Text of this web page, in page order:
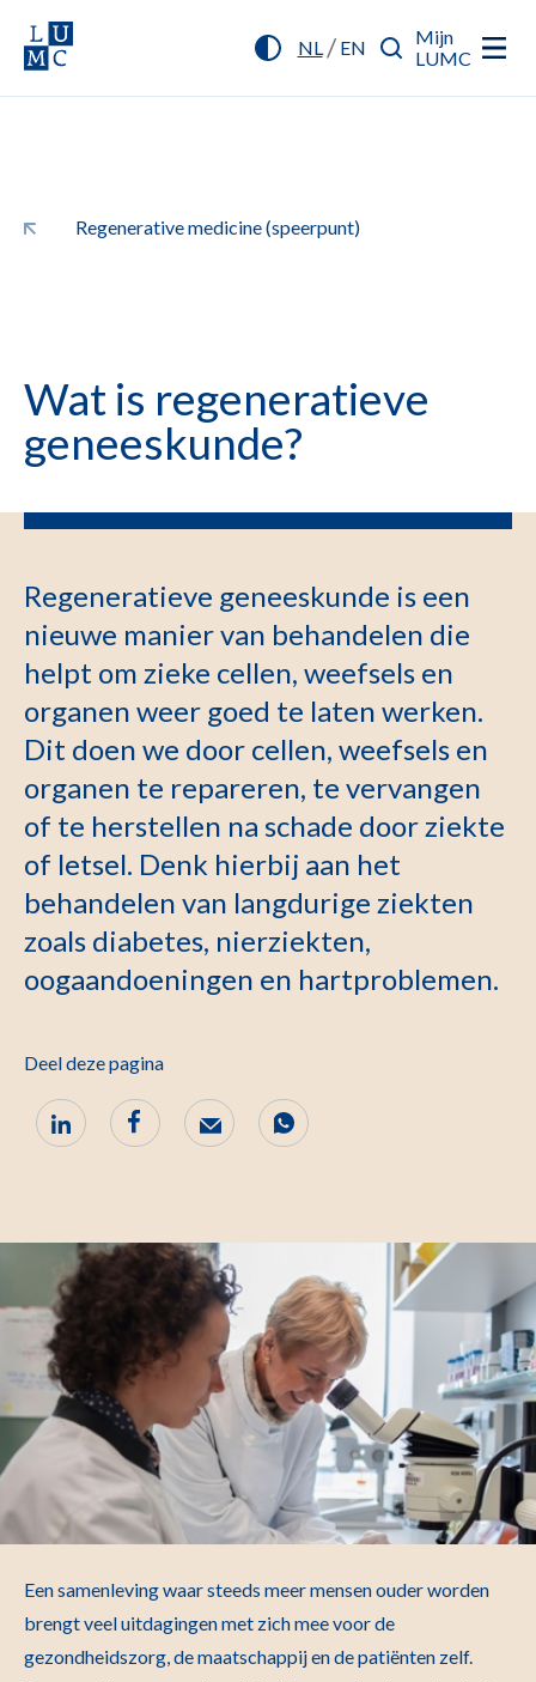
NL/ EN
Mijn
LUMC
Regenerative medicine (speerpunt)
Wat is regeneratieve
geneeskunde?
Regeneratieve geneeskunde is een
nieuwe manier van behandelen die
helpt om zieke cellen, weefsels en
organen weer goed te laten werken.
Dit doen we door cellen, weefsels en
organen te repareren, te vervangen
of te herstellen na schade door ziekte
of letsel. Denk hierbij aan het
behandelen van langdurige ziekten
zoals diabetes, nierziekten,
oogaandoeningen en hartproblemen.
Deel deze pagina
Een samenleving waar steeds meer mensen ouder worden
brengt veel uitdagingen met zich mee voor de
gezondheidszorg, de maatschappij en de patiënten zelf.